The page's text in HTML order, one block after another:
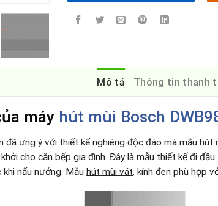
Mô tả Thông tin thanh
máy hút mùi Bosch
đã ưng ý với thiết kế nghiêng độc đáo mà mẫu hút
cho căn bếp gia đình. Đây là mẫu thiết kế đi
nấu nướng. Mẫu hút mùi vát, kính đen phù hợp